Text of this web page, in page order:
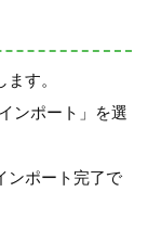
す。
ンポート」を選
ンポート完了で